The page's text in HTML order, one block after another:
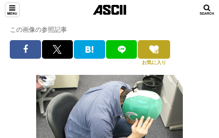
この画像の参照記事
お気に入り